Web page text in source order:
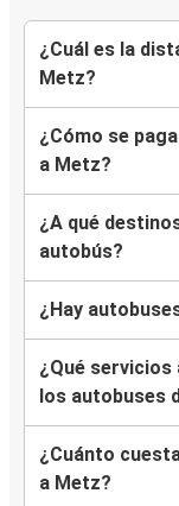
¿Cuál es la
Metz?
¿Cómo se
a Metz?
¿A qué
autobús?
¿Hay
¿Qué servicios
los autobuses
¿Cuánto
a Metz?